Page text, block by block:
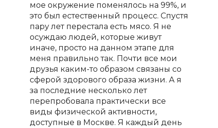
мое окружение поменялось на 99%, и
это был естественный процесс. Спустя
пару лет перестала есть мясо. Я не
осуждаю людей, которые живут
иначе, просто на данном этапе для
меня правильно так. Почти все мои
друзья каким-то образом связаны со
сферой здорового образа жизни. А я
за последние несколько лет
перепробовала практически все
виды физической активности,
доступные в Москве. Я каждый день